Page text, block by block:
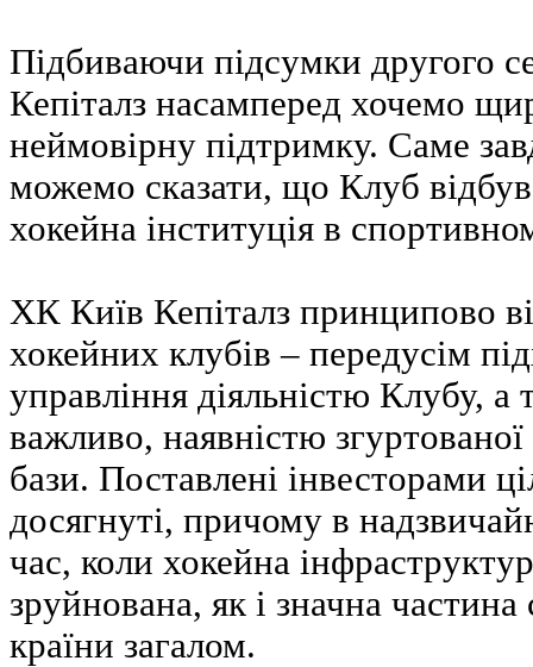
Підбиваючи підсумки другого
Кепіталз насамперед хочемо
неймовірну підтримку. Саме
можемо сказати, що Клуб
хокейна інституція в
ХК Київ Кепіталз принципово
хокейних клубів – передусім
управління діяльністю Клубу,
важливо, наявністю
бази. Поставлені інвесторами
досягнуті, причому в
час, коли хокейна
зруйнована, як і значна
країни загалом.